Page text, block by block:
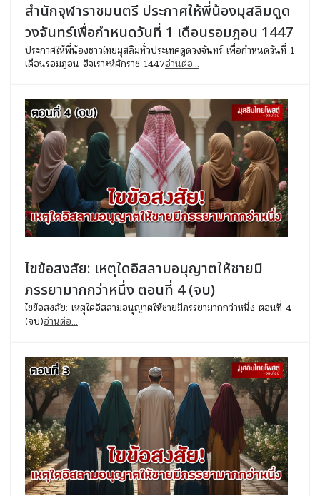
สำนักจุฬาราชมนตรี ประกาศให้พี่น้องมุสลิมดูด
วงจันทร์เพื่อกำหนดวันที่ 1 เดือนรอมฎอน 1447
ประกาศให้พี่น้องชาวไทยมุสลิมทั่วประเทศดูดวงจันทร์ เพื่อกำหนดวันที่ 1
เดือนรอมฎอน ฮิจเราะห์ศักราช 1447อ่านต่อ...
ไขข้อสงสัย: เหตุใดอิสลามอนุญาตให้ชายมี
ภรรยามากกว่าหนึ่ง ตอนที่ 4 (จบ)
ไขข้อสงสัย: เหตุใดอิสลามอนุญาตให้ชายมีภรรยามากกว่าหนึ่ง ตอนที่ 4
(จบ)อ่านต่อ...